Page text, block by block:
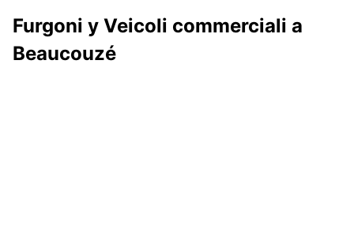
Furgoni y Veicoli commerciali a
Beaucouzé